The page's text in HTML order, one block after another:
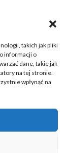
takich jak pliki
informacji o
dane, takie jak
na tej stronie.
wpłynąć na